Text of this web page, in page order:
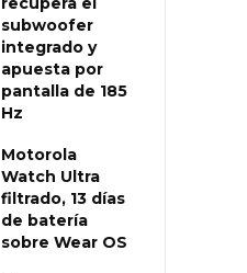
subwoofer
integrado y
apuesta por
pantalla de 185
Hz
Motorola
Watch Ultra
filtrado, 13 días
de batería
sobre Wear OS